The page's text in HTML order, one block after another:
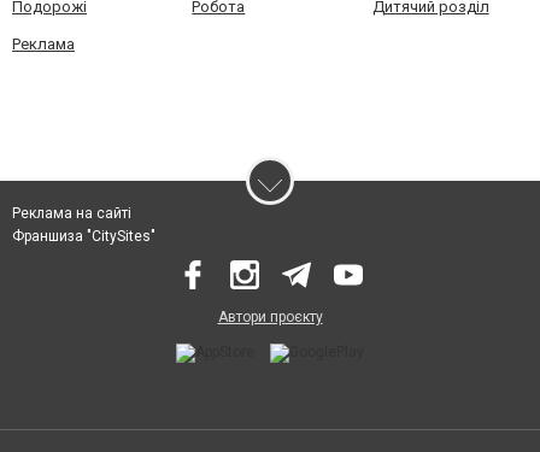
Подорожі Робота Дитячий розділ
Реклама
Реклама на сайті
Франшиза "CitySites"
Автори проєкту